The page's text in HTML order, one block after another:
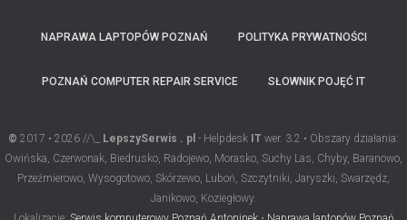
NAPRAWA LAPTOPÓW POZNAŃ POLITYKA PRYWATNOŚCI
POZNAŃ COMPUTER REPAIR SERVICE SŁOWNIK POJĘĆ IT
© 2017 • 2026 //\_ LepszySerwis . pl - Helpdesk IT wer. 3.2 • Obszary działania:
Owińska, Czerwonak, Biedrusko, Radojewo, Morasko, Suchy Las, Chyby, Baranowo,
Przeźmierowo, Wysogotowo, Skórzewo, Luboń, Szczytniki, Jaryszki, Swarzędz,
Janikowo, Koziegłowy.